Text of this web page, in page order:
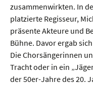
zusammenwirkten. In
platzierte Regisseur,
präsente Akteure und
Bühne. Davor ergab
Die Chorsängerinnen
Tracht oder in ein
der 50er-Jahre des 20.